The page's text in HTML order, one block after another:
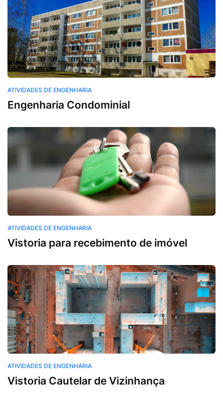
ATIVIDADES DE ENGENHARIA
Engenharia Condominial
ATIVIDADES DE ENGENHARIA
Vistoria para recebimento de imóvel
ATIVIDADES DE ENGENHARIA
Vistoria Cautelar de Vizinhança